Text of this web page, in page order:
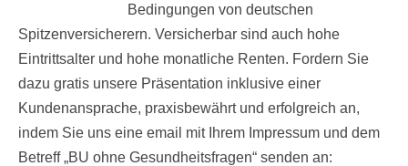
Bedingungen von deutschen
Spitzenversicherern. Versicherbar sind auch hohe
Eintrittsalter und hohe monatliche Renten. Fordern Sie
dazu gratis unsere Präsentation inklusive einer
Kundenansprache, praxisbewährt und erfolgreich an,
indem Sie uns eine email mit Ihrem Impressum und dem
Betreff „BU ohne Gesundheitsfragen“ senden an: